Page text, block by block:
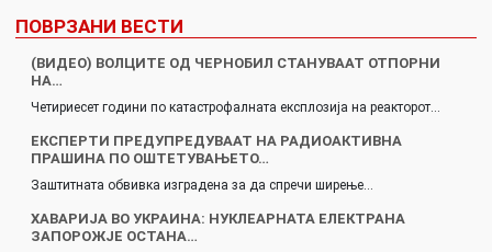
ПОВРЗАНИ ВЕСТИ
(ВИДЕО) ВОЛЦИТЕ ОД ЧЕРНОБИЛ СТАНУВААТ ОТПОРНИ
НА…
Четириесет години по катастрофалната експлозија на реакторот…
ЕКСПЕРТИ ПРЕДУПРЕДУВААТ НА РАДИОАКТИВНА
ПРАШИНА ПО ОШТЕТУВАЊЕТО…
Заштитната обвивка изградена за да спречи ширење…
ХАВАРИЈА ВО УКРАИНА: НУКЛЕАРНАТА ЕЛЕКТРАНА
ЗАПОРОЖЈЕ ОСТАНА…